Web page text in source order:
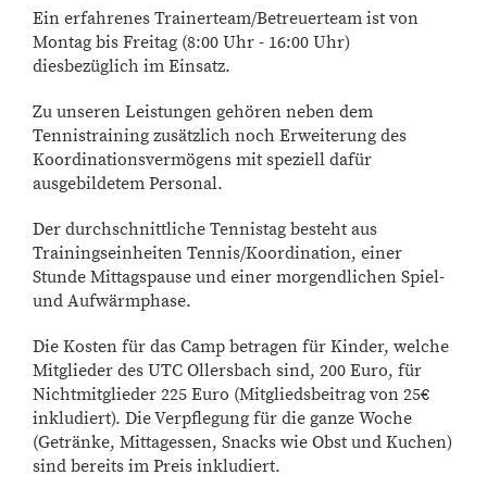
Ein erfahrenes Trainerteam/Betreuerteam ist von
Montag bis Freitag (8:00 Uhr - 16:00 Uhr)
diesbezüglich im Einsatz.
Zu unseren Leistungen gehören neben dem
Tennistraining zusätzlich noch Erweiterung des
Koordinationsvermögens mit speziell dafür
ausgebildetem Personal.
Der durchschnittliche Tennistag besteht aus
Trainingseinheiten Tennis/Koordination, einer
Stunde Mittagspause und einer morgendlichen Spiel-
und Aufwärmphase.
Die Kosten für das Camp betragen für Kinder, welche
Mitglieder des UTC Ollersbach sind, 200 Euro, für
Nichtmitglieder 225 Euro (Mitgliedsbeitrag von 25€
inkludiert). Die Verpflegung für die ganze Woche
(Getränke, Mittagessen, Snacks wie Obst und Kuchen)
sind bereits im Preis inkludiert.